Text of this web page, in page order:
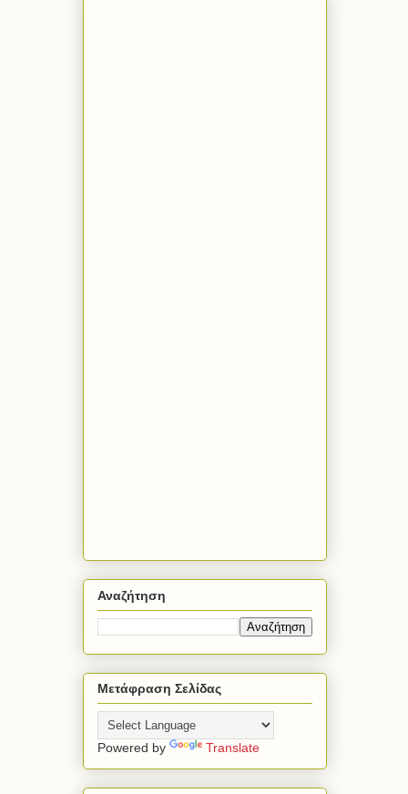
Αναζήτηση
Μετάφραση Σελίδας
Powered by Translate